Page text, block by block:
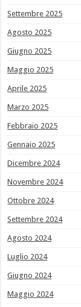
Settembre 2025
Agosto 2025
Giugno 2025
Maggio 2025
Aprile 2025
Marzo 2025
Febbraio 2025
Gennaio 2025
Dicembre 2024
Novembre 2024
Ottobre 2024
Settembre 2024
Agosto 2024
Luglio 2024
Giugno 2024
Maggio 2024